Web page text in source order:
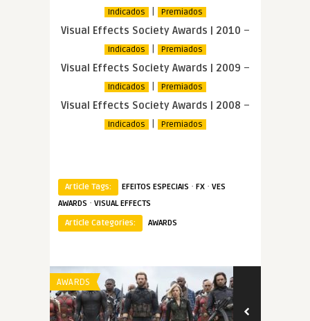
Indicados | Premiados
Visual Effects Society Awards | 2010 –
Indicados | Premiados
Visual Effects Society Awards | 2009 –
Indicados | Premiados
Visual Effects Society Awards | 2008 –
Indicados | Premiados
Article Tags: EFEITOS ESPECIAIS · FX · VES
AWARDS · VISUAL EFFECTS
Article Categories:
AWARDS
AWARDS